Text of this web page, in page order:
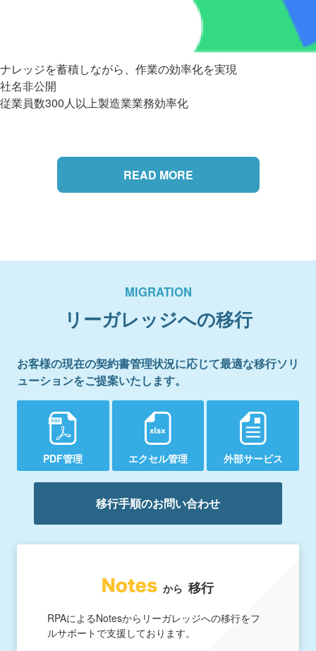
ナレッジを蓄積しながら、作業の効率化を実現
社名非公開
従業員数300人以上製造業業務効率化
READ MORE
MIGRATION
リーガレッジへの移行
お客様の現在の契約書管理状況に応じて最適な移行ソリ
ューションをご提案いたします。
PDF管理 エクセル管理 外部サービス
移行手順のお問い合わせ
から 移行
RPAによるNotesからリーガレッジへの移行をフ
ルサポートで支援しております。